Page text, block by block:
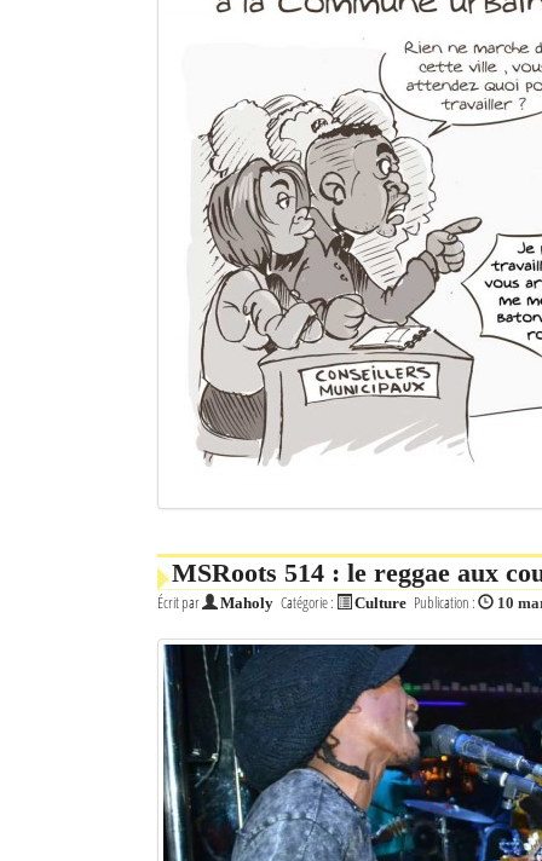
MSRoots 514 : le reggae aux
Écrit par Maholy Catégorie : Culture Publication : 10